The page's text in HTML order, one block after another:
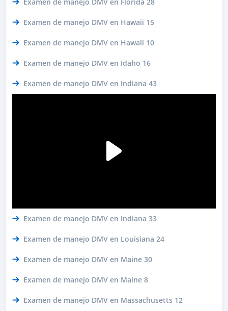
Examen de manejo DMV en Florida 28
Examen de manejo DMV en Hawaii 15
Examen de manejo DMV en Hawaii 10
Examen de manejo DMV en Idaho 16
Examen de manejo DMV en Indiana 43
Examen de manejo DMV en Indiana 33
Examen de manejo DMV en Louisiana 24
Examen de manejo DMV en Maine 30
Examen de manejo DMV en Maine 8
Examen de manejo DMV en Massachusetts 12